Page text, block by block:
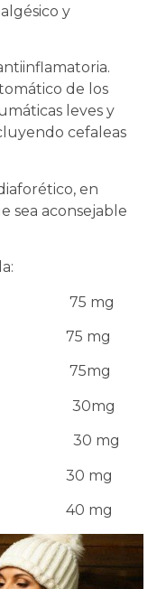
y
de los
leves y
cefaleas
en
sea aconsejable
mg
75 mg
75mg
30mg
mg
mg
mg